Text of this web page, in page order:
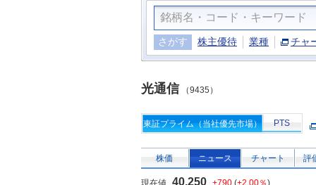
さがす 株主優待 業種 チャ
光通信 （9435）
東証プライム（当社優先市場） PTS
株価 ニュース チャート 評
現在値 40,250 +790 (+2.00％)